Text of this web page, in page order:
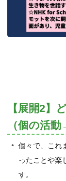
【展開2】
（個の活
個々で、これ
ったことや楽
す。